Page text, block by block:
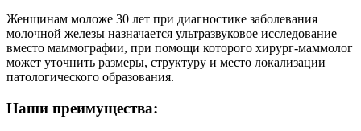
Женщинам моложе 30 лет при диагностике заболевания
молочной железы назначается ультразвуковое исследование
вместо маммографии, при помощи которого хирург-маммолог
может уточнить размеры, структуру и место локализации
патологического образования.
Наши преимущества: